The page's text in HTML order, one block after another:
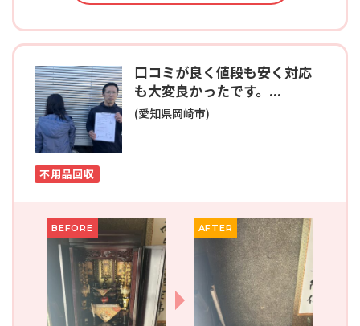
口コミが良く値段も安く対応
も大変良かったです。...
(愛知県岡崎市)
不用品回収
BEFORE AFTER